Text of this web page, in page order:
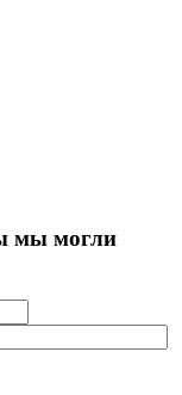
мы могли